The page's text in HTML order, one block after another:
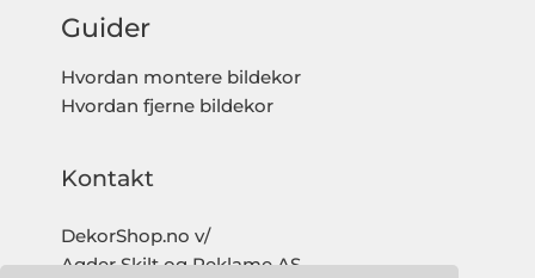
Guider
Hvordan montere bildekor
Hvordan fjerne bildekor
Kontakt
DekorShop.no v/
Agder Skilt og Reklame AS